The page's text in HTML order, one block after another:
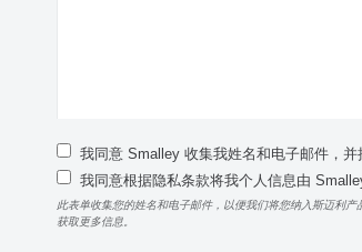
我同意 Smalley 收集我姓名和电子邮件，并
我同意根据隐私条款将我个人信息由
此表单收集您的姓名和电子邮件，以便我们将您纳入斯迈利
获取更多信息。